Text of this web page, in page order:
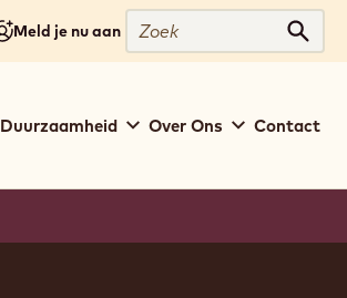
Meld je nu aan
Zoek
Zoek
Duurzaamheid Over Ons Contact